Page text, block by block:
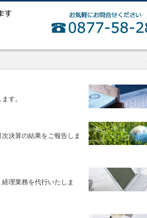
す。
決算の結果をご報告しま
理業務を代行いたしま